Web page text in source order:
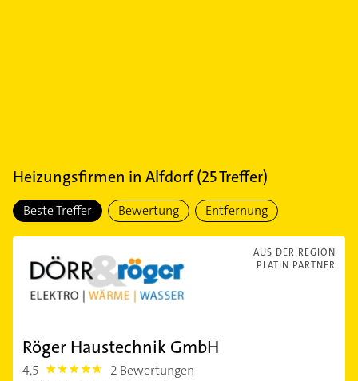
Heizungsfirmen in Alfdorf(25Treffer)
Beste Treffer Bewertung Entfernung
AUS DER REGION
PLATIN PARTNER
Röger Haustechnik GmbH
4,5 4.5 2 Bewertungen